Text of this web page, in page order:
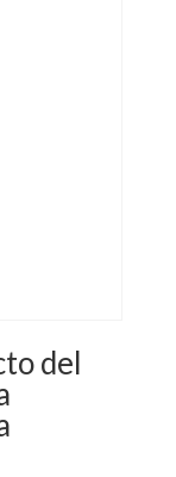
del